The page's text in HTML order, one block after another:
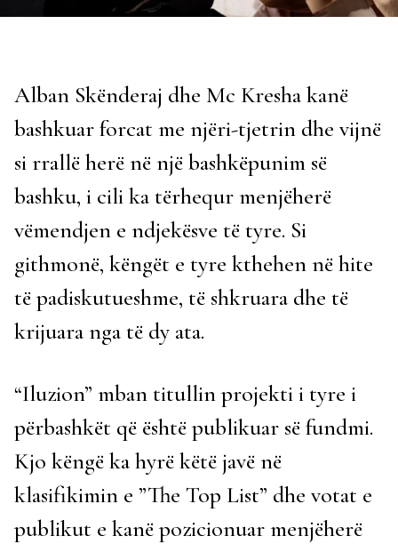
Alban Skënderaj dhe Mc Kresha kanë
bashkuar forcat me njëri-tjetrin dhe vijnë
si rrallë herë në një bashkëpunim së
bashku, i cili ka tërhequr menjëherë
vëmendjen e ndjekësve të tyre. Si
githmonë, këngët e tyre kthehen në hite
të padiskutueshme, të shkruara dhe të
krijuara nga të dy ata.
“Iluzion” mban titullin projekti i tyre i
përbashkët që është publikuar së fundmi.
Kjo këngë ka hyrë këtë javë në
klasifikimin e ”The Top List” dhe votat e
publikut e kanë pozicionuar menjëherë